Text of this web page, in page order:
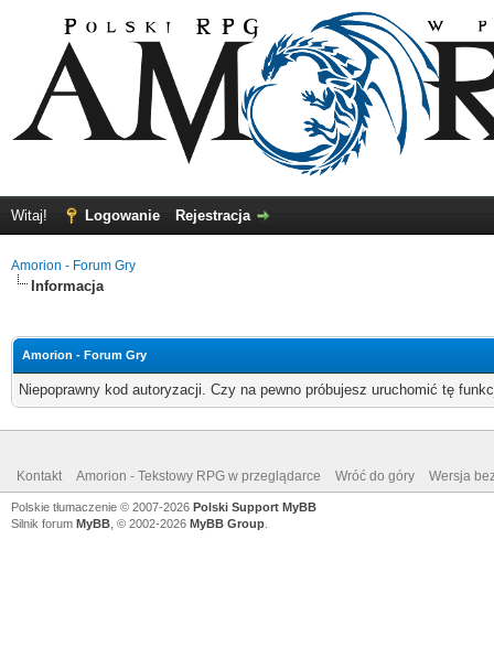
Witaj! Logowanie Rejestracja
Amorion - Forum Gry
Informacja
Amorion - Forum Gry
Niepoprawny kod autoryzacji. Czy na pewno próbujesz uruchomić tę
Kontakt Amorion - Tekstowy RPG w przeglądarce Wróć do góry Wersja
Polskie tłumaczenie © 2007-2026 Polski Support MyBB
Silnik forum MyBB , © 2002-2026 MyBB Group